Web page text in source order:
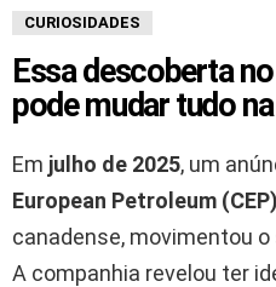
CURIOSIDADES
Essa descoberta
pode mudar tudo
Em julho de 2025, um
European Petroleum (CEP)
canadense, movimentou
A companhia revelou ter